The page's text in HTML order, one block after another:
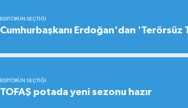
EDITÖRÜN SEÇTIĞI
Cumhurbaşkanı Erdoğan'dan 'Terörsüz
EDITÖRÜN SEÇTIĞI
TOFAŞ potada yeni sezonu hazır